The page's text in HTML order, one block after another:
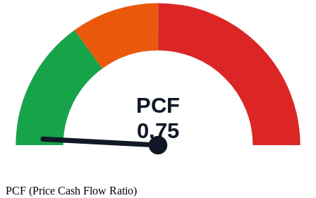
PCF
0,75
PCF (Price Cash Flow Ratio)